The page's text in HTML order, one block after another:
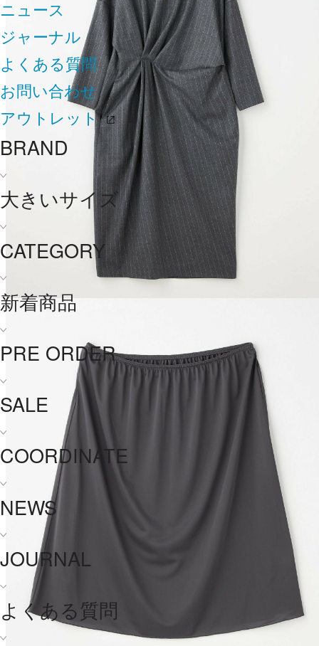
ニュース
ジャーナル
よくある質問
お問い合わせ
アウトレット
BRAND
大きいサイズ
CATEGORY
新着商品
PRE ORDER
SALE
COORDINATE
NEWS
JOURNAL
よくある質問